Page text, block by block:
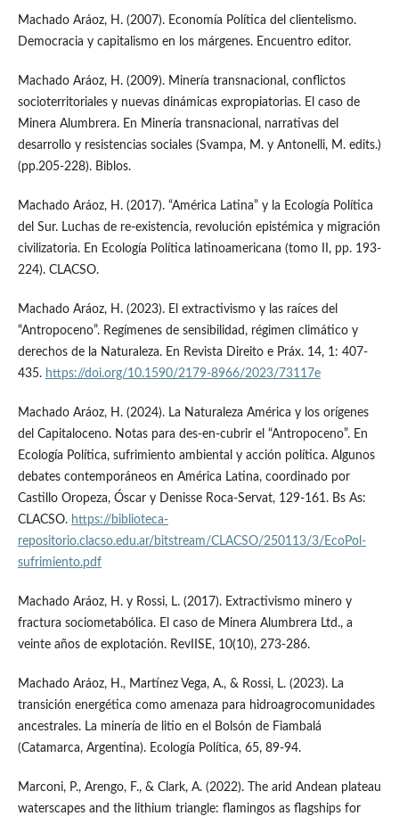
Machado Aráoz, H. (2007). Economía Política del clientelismo.
Democracia y capitalismo en los márgenes. Encuentro editor.
Machado Aráoz, H. (2009). Minería transnacional, conflictos
socioterritoriales y nuevas dinámicas expropiatorias. El caso de
Minera Alumbrera. En Minería transnacional, narrativas del
desarrollo y resistencias sociales (Svampa, M. y Antonelli, M. edits.)
(pp.205-228). Biblos.
Machado Aráoz, H. (2017). “América Latina” y la Ecología Política
del Sur. Luchas de re-existencia, revolución epistémica y migración
civilizatoria. En Ecología Política latinoamericana (tomo II, pp. 193-
224). CLACSO.
Machado Aráoz, H. (2023). El extractivismo y las raíces del
“Antropoceno”. Regímenes de sensibilidad, régimen climático y
derechos de la Naturaleza. En Revista Direito e Práx. 14, 1: 407-
435. https://doi.org/10.1590/2179-8966/2023/73117e
Machado Aráoz, H. (2024). La Naturaleza América y los orígenes
del Capitaloceno. Notas para des-en-cubrir el “Antropoceno”. En
Ecología Política, sufrimiento ambiental y acción política. Algunos
debates contemporáneos en América Latina, coordinado por
Castillo Oropeza, Óscar y Denisse Roca-Servat, 129-161. Bs As:
CLACSO. https://biblioteca-
repositorio.clacso.edu.ar/bitstream/CLACSO/250113/3/EcoPol-
sufrimiento.pdf
Machado Aráoz, H. y Rossi, L. (2017). Extractivismo minero y
fractura sociometabólica. El caso de Minera Alumbrera Ltd., a
veinte años de explotación. RevIISE, 10(10), 273-286.
Machado Aráoz, H., Martínez Vega, A., & Rossi, L. (2023). La
transición energética como amenaza para hidroagrocomunidades
ancestrales. La minería de litio en el Bolsón de Fiambalá
(Catamarca, Argentina). Ecología Política, 65, 89-94.
Marconi, P., Arengo, F., & Clark, A. (2022). The arid Andean plateau
waterscapes and the lithium triangle: flamingos as flagships for